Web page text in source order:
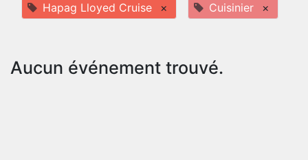
Hapag Lloyed Cruise × Cuisinier ×
Aucun événement trouvé.